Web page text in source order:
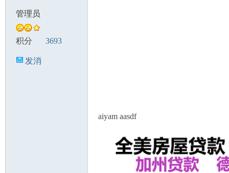
管理员
积分 3693
发消
aiyam aasdf